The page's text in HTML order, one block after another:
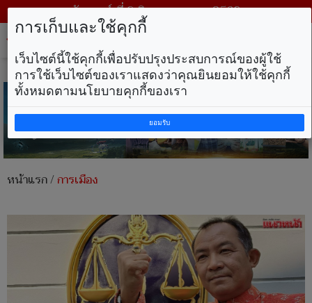
วันเสาร์ ที่ 8 สิงหาคม พ.ศ. 2569
หน้าแรก/การเมือง
การเก็บและใช้คุกกี้
เว็บไซต์นี้ใช้คุกกี้เพื่อปรับปรุงประสบการณ์ของผู้ใช้
การใช้เว็บไซต์ของเราแสดงว่าคุณยินยอมให้ใช้คุกกี้
ทั้งหมดตามนโยบายคุกกี้ของเรา
ยอมรับ